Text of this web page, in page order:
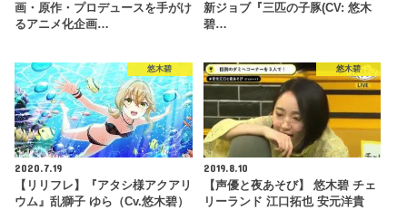
画・原作・プロデュースを手がけ
るアニメ化企画…
新ジョブ『三匹の子豚(CV: 悠木
碧…
悠木碧
2020.7.19
【リリフレ】『アタシ様アクアリ
ウム』乱獅子 ゆら（Cv.悠木碧）
悠木碧
2019.8.10
【声優と夜あそび】 悠木碧 チェ
リーランド 江口拓也 安元洋貴